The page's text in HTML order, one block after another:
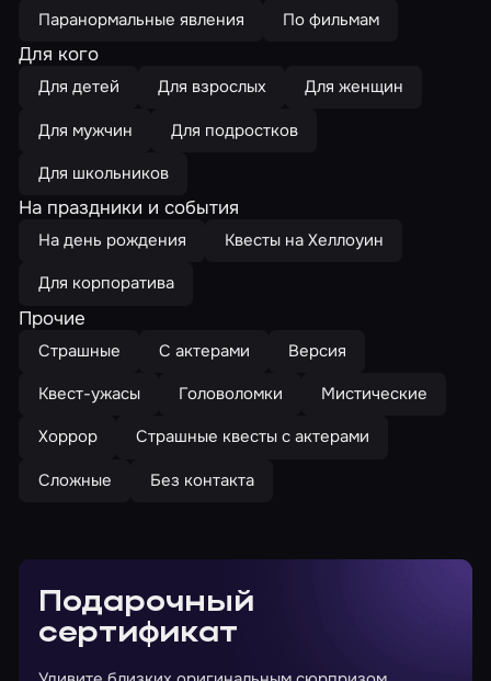
Паранормальные явления
По фильмам
Для кого
Для детей Для взрослых
Для женщин
Для мужчин
Для подростков
Для школьников
На праздники и события
На день рождения
Квесты на Хеллоуин
Для корпоратива
Прочие
Страшные С актерами
Версия
Квест-ужасы
Головоломки
Мистические
Хоррор
Страшные квесты с актерами
Сложные
Без контакта
Подарочный
сертификат